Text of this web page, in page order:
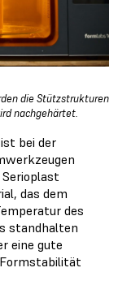
die Stützstrukturen
nachgehärtet.
bei der
das dem
des
standhalten
eine gute